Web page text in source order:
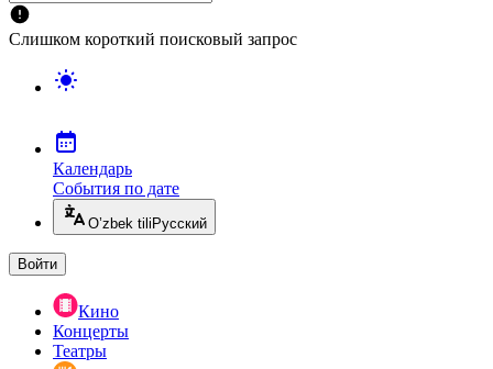
Слишком короткий поисковый запрос
Календарь
События по дате
O’zbek tili Русский
Войти
Кино
Концерты
Театры